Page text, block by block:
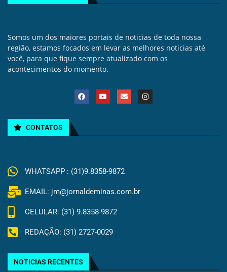
Somos um dos maiores portais de noticias de toda nossa
região, estamos focados em levar as melhores noticias até
você, para que fique sempre atualizado com os
acontecimentos do momento.
CONTATOS
WHATSAPP : (31)9.8358-9872
EMAIL: jm@jornaldeminas.com.br
CELULAR: (31) 9.8358-9872
REDAÇÃO: (31) 2727-0029
NOTICIAS RECENTES